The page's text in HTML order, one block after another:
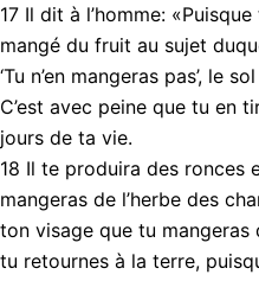
17 Il dit à l’homme:
mangé du fruit au sujet
‘Tu n’en mangeras pas’, le
C’est avec peine que tu en
jours de ta vie.
18 Il te produira des ronces
mangeras de l’herbe des
ton visage que tu mangeras
tu retournes à la terre,